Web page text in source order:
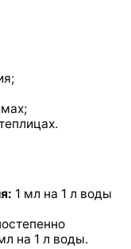
1 мл на 1 л воды
на 1 л воды.